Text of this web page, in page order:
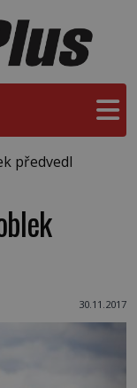
předvedl
30.11.2017